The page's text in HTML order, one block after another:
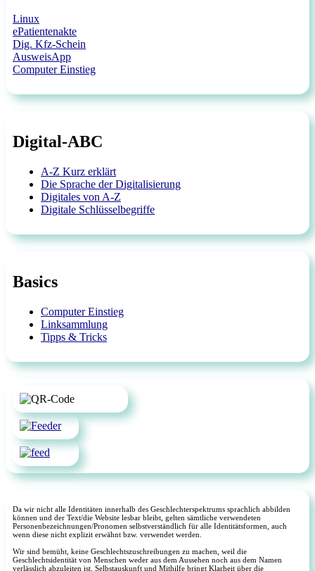
Linux
ePatientenakte
Dig. Kfz-Schein
AusweisApp
Computer Einstieg
Digital-ABC
A-Z Kurz erklärt
Die Sprache der Digitalisierung
Digitales von A-Z
Digitale Schlüsselbegriffe
Basics
Computer Einstieg
Linksammlung
Tipps & Tricks
Da wir nicht alle Identitäten innerhalb des Geschlechterspektrums sprachlich abbilden
können und der Text/die Website lesbar bleibt, gelten sämtliche verwendeten
Personenbezeichnungen/Pronomen selbstverständlich für alle Identitätsformen, auch
wenn diese nicht explizit erwähnt bzw. verwendet werden.
Wir sind bemüht, keine Geschlechtszuschreibungen zu machen, weil die
Geschlechtsidentität von Menschen weder aus dem Aussehen noch aus dem Namen
verlässlich abzuleiten ist. Selbstauskunft und Mithilfe bringt Klarheit über die